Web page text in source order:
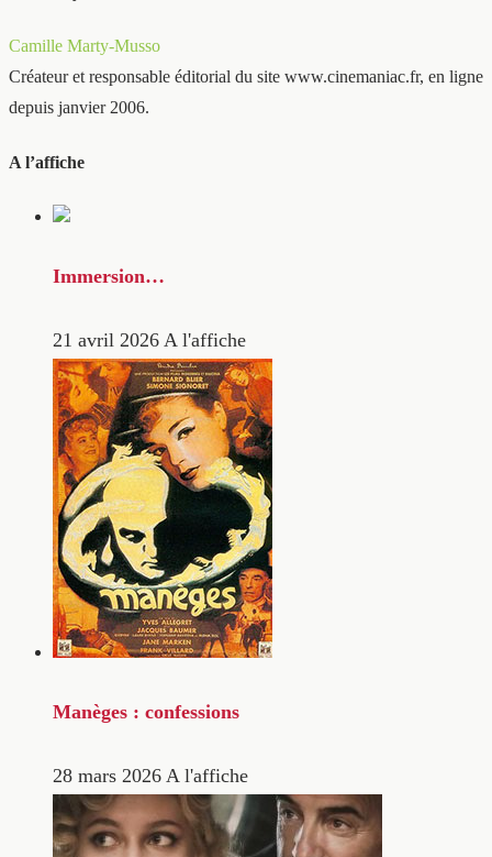
Camille Marty-Musso
Créateur et responsable éditorial du site www.cinemaniac.fr, en ligne
depuis janvier 2006.
A l’affiche
Immersion…
21 avril 2026 A l'affiche
Manèges : confessions
28 mars 2026 A l'affiche